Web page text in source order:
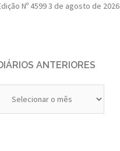
Nº 45993 de agosto de 2026
ANTERIORES
Anteriores